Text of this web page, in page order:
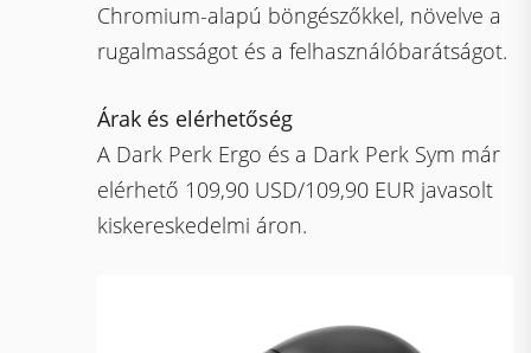
Chromium-alapú böngészőkkel, növelve a
rugalmasságot és a felhasználóbarátságot.
Árak és elérhetőség
A Dark Perk Ergo és a Dark Perk Sym már
elérhető 109,90 USD/109,90 EUR javasolt
kiskereskedelmi áron.